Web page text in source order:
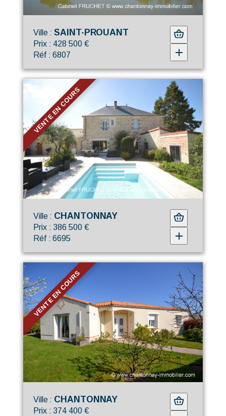
Ville :SAINT-PROUANT
Prix : 428 500 €
Réf : 6807
VENTE EN COURS
Ville : CHANTONNAY
Prix : 386 500 €
Réf : 6695
VENTE EN COURS
Ville : CHANTONNAY
Prix : 374 400 €